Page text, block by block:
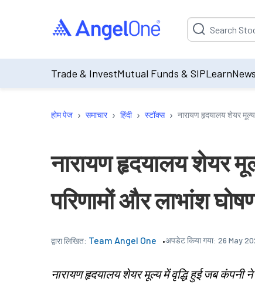
Suggestion will
Trade & InvestMutual Funds & SIPLearnNews
होम पेज › समाचार › हिंदी › स्टॉक्स › नारायण हृदयालय शेयर
नारायण हृदयालय शेयर
परिणामों और लाभांश
द्वारा लिखित: Team Angel One अपडेट किया गया: 26 May
नारायण हृदयालय शेयर मूल्य में वृद्धि हुई जब कंपनी